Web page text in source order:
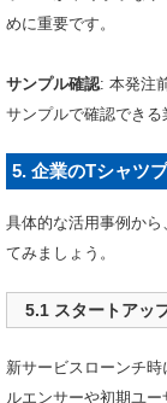
めに重要です。
サンプル確認: 本発注
サンプルで確認できる
5. 企業のTシャツ
具体的な活用事例か
てみましょう。
5.1 スタートアッ
新サービスローンチ
ルエンサーや初期ユ